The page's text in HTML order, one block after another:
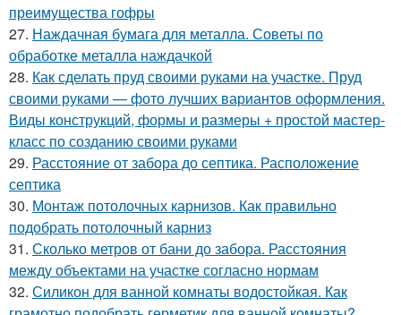
преимущества гофры
27. Наждачная бумага для металла. Советы по
обработке металла наждачкой
28. Как сделать пруд своими руками на участке. Пруд
своими руками — фото лучших вариантов оформления.
Виды конструкций, формы и размеры + простой мастер-
класс по созданию своими руками
29. Расстояние от забора до септика. Расположение
септика
30. Монтаж потолочных карнизов. Как правильно
подобрать потолочный карниз
31. Сколько метров от бани до забора. Расстояния
между объектами на участке согласно нормам
32. Силикон для ванной комнаты водостойкая. Как